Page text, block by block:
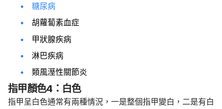
糖尿病
胡蘿蔔素血症
甲狀腺疾病
淋巴疾病
類風溼性關節炎
指甲顏色4：白色
指甲呈白色通常有兩種情況，一是整個指甲變白，二是有白